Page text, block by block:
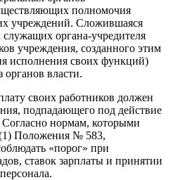
полномочия
учреждений. Сложившаяся
органа-учредителя
учреждения, созданного этим
исполнения своих функций)
органов власти.
своих работников должен
подпадающего под действие
нормам, которыми
Положения № 583,
«порог» при
ставок зарплаты и принятии